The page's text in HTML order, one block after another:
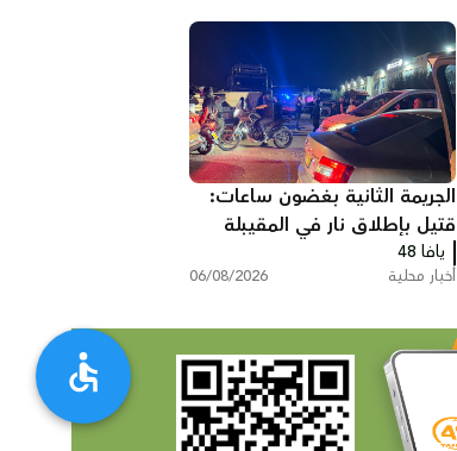
الجريمة الثانية بغضون ساعات:
قتيل بإطلاق نار في المقيبلة
يافا 48
أخبار محلية 06/08/2026